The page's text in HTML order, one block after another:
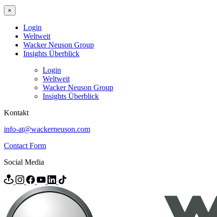
×
Login
Weltweit
Wacker Neuson Group
Insights Überblick
Login
Weltweit
Wacker Neuson Group
Insights Überblick
Kontakt
info-at@wackerneuson.com
Contact Form
Social Media